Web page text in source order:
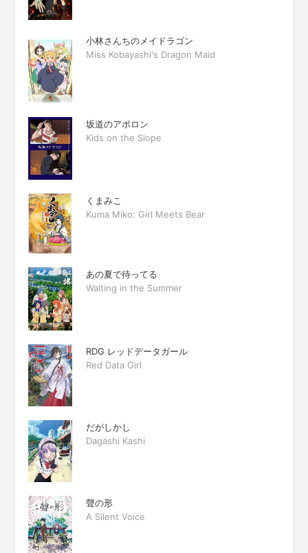
小林さんちのメイドラゴン
Miss Kobayashi's Dragon Maid
坂道のアポロン
Kids on the Slope
くまみこ
Kuma Miko: Girl Meets Bear
あの夏で待ってる
Waiting in the Summer
RDG レッドデータガール
Red Data Girl
だがしかし
Dagashi Kashi
聲の形
A Silent Voice